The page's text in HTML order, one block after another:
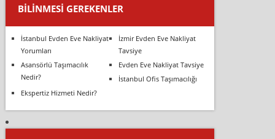
BILINMESI GEREKENLER
İstanbul Evden Eve Nakliyat
Yorumları
İzmir Evden Eve Nakliyat
Tavsiye
Asansörlü Taşımacılık
Nedir?
Evden Eve Nakliyat Tavsiye
İstanbul Ofis Taşımacılığı
Ekspertiz Hizmeti Nedir?